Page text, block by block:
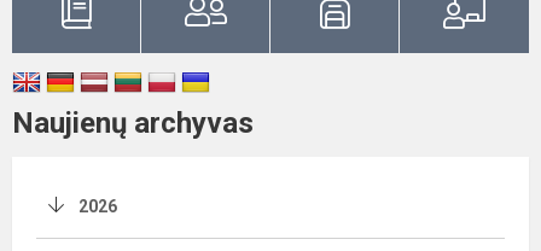
Naujienų archyvas
2026